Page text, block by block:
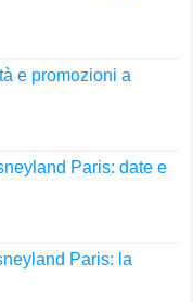
e promozioni a
Paris: date e
Paris: la